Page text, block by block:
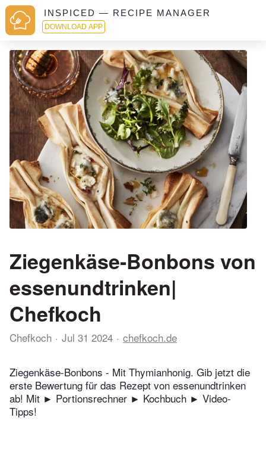
INSPICED — RECIPE MANAGER
DOWNLOAD APP
Ziegenkäse-Bonbons von
essenundtrinken|
Chefkoch
Chefkoch Jul 31 2024 chefkoch.de
Ziegenkäse-Bonbons - Mit Thymianhonig. Gib jetzt die
erste Bewertung für das Rezept von essenundtrinken
ab! Mit ► Portionsrechner ► Kochbuch ► Video-
Tipps!